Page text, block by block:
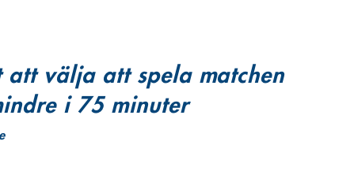
att välja att spela matchen
i 75 minuter